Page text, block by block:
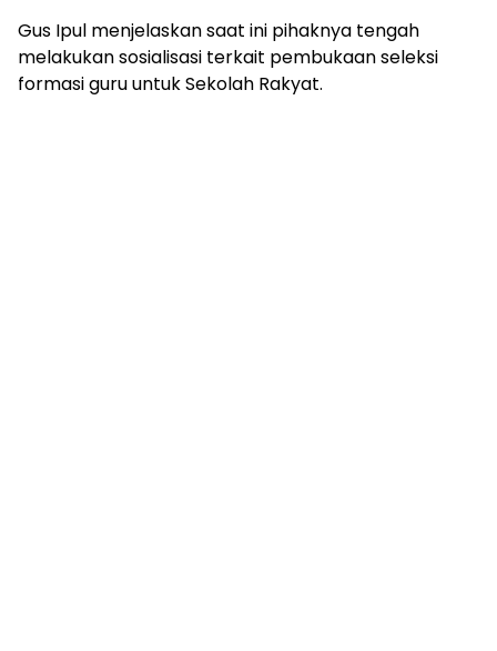
gaya
hidup,
hiburan,
Gus Ipul menjelaskan saat ini pihaknya tengah
melakukan sosialisasi terkait pembukaan seleksi
formasi guru untuk Sekolah Rakyat.